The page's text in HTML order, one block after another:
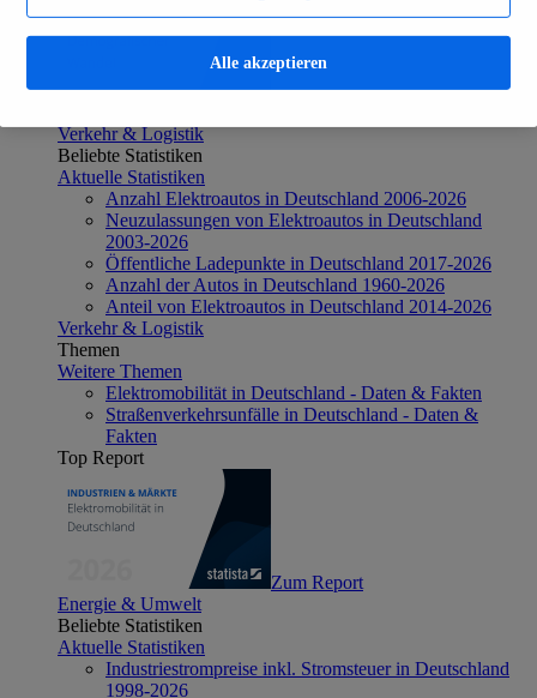
Verkehr & Logistik
Beliebte Statistiken
Aktuelle Statistiken
Anzahl Elektroautos in Deutschland 2006-2026
Neuzulassungen von Elektroautos in Deutschland
2003-2026
Öffentliche Ladepunkte in Deutschland 2017-2026
Anzahl der Autos in Deutschland 1960-2026
Anteil von Elektroautos in Deutschland 2014-2026
Verkehr & Logistik
Themen
Weitere Themen
Elektromobilität in Deutschland - Daten & Fakten
Straßenverkehrsunfälle in Deutschland - Daten &
Fakten
Top Report
Zum Report
Energie & Umwelt
Beliebte Statistiken
Aktuelle Statistiken
Industriestrompreise inkl. Stromsteuer in Deutschland
1998-2026
Alle akzeptieren